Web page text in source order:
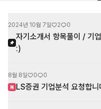
2024년 10월 7일 2 0
자기소개서 항목풀이 / 기
:)
8월 8일 0 0
N LS증권 기업분석 요청합니